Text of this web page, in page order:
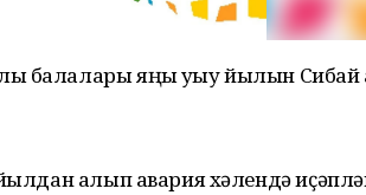
балалары яңы уҡыу йылын Сибай
алып авария хәлендә